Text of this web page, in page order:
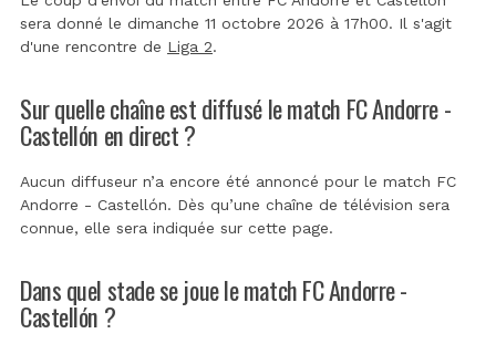
sera donné le dimanche 11 octobre 2026 à 17h00. Il s'agit
d'une rencontre de Liga 2.
Sur quelle chaîne est diffusé le match FC Andorre -
Castellón en direct ?
Aucun diffuseur n’a encore été annoncé pour le match FC
Andorre - Castellón. Dès qu’une chaîne de télévision sera
connue, elle sera indiquée sur cette page.
Dans quel stade se joue le match FC Andorre -
Castellón ?